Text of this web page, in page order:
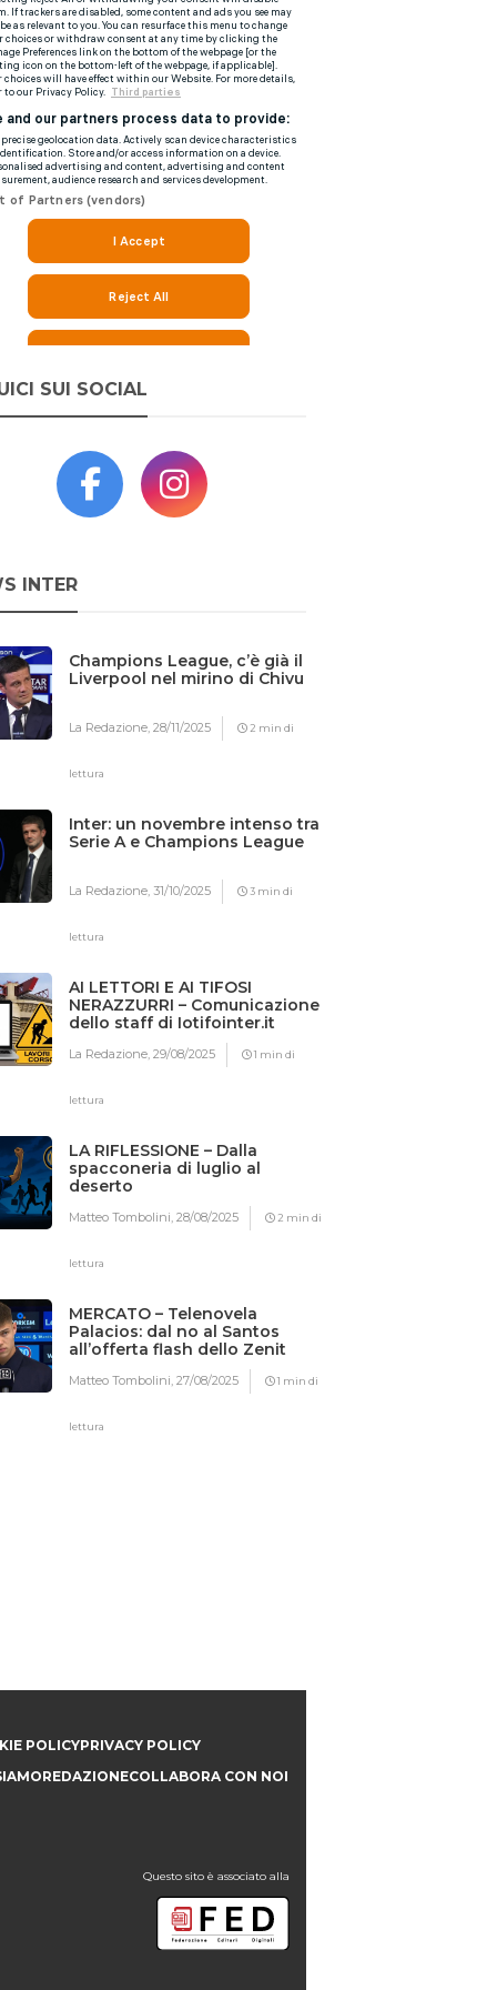
SUI SOCIAL
INTER
Champions League, c’è già il
Liverpool nel mirino di Chivu
La Redazione,28/11/2025 2 min di
lettura
Inter: un novembre intenso tra
Serie A e Champions League
La Redazione,31/10/2025 3 min di
lettura
AI LETTORI E AI TIFOSI
NERAZZURRI – Comunicazione
dello staff di Iotifointer.it
La Redazione,29/08/2025 1 min di
lettura
LA RIFLESSIONE – Dalla
spacconeria di luglio al
deserto
Matteo Tombolini,28/08/2025 2 min di
lettura
MERCATO – Telenovela
Palacios: dal no al Santos
all’offerta flash dello Zenit
Matteo Tombolini,27/08/2025 1 min di
lettura
POLICYPRIVACY POLICY
REDAZIONECOLLABORA CON NOI
Questo sito è associato alla